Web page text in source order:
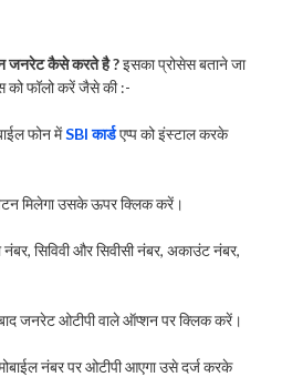
जनरेट कैसे करते है ?इसका प्रोसेस बताने जा
को फॉलो करें जैसे की :-
फोन मेंSBI कार्डएप्प को इंस्टाल करके
मिलेगा उसके ऊपर क्लिक करें।
सिविवी और सिवीसी नंबर, अकाउंट नंबर,
जनरेट ओटीपी वाले ऑप्शन पर क्लिक करें।
नंबर पर ओटीपी आएगा उसे दर्ज करके